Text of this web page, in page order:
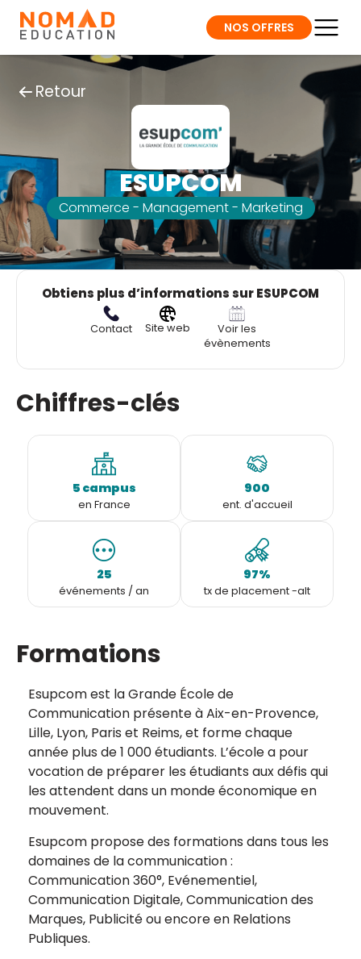
NOS OFFRES
ESUPCOM
Commerce - Management - Marketing
Retour
Obtiens plus d’informations sur ESUPCOM
Contact Site web
Voir les
évènements
Chiffres-clés
5 campus
en France
900
ent. d'accueil
25
événements / an
97%
tx de placement -alt
Formations
Esupcom est la Grande École de
Communication présente à Aix-en-Provence,
Lille, Lyon, Paris et Reims, et forme chaque
année plus de 1 000 étudiants. L’école a pour
vocation de préparer les étudiants aux défis qui
les attendent dans un monde économique en
mouvement.
Esupcom propose des formations dans tous les
domaines de la communication :
Communication 360°, Evénementiel,
Communication Digitale, Communication des
Marques, Publicité ou encore en Relations
Publiques.